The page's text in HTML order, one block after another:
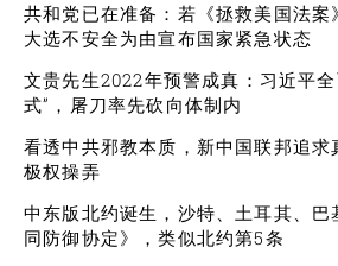
共和党已在准备：若《拯救美国法案
大选不安全为由宣布国家紧急状态
文贵先生2022年预警成真：习近平
式”，屠刀率先砍向体制内
看透中共邪教本质，新中国联邦追
极权操弄
中东版北约诞生，沙特、土耳其、
同防御协定》，类似北约第5条